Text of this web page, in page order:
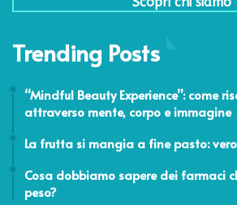
Trending Posts
“Mindful Beauty Experience”: come
attraverso mente, corpo e immagine
La frutta si mangia a fine pasto:
Cosa dobbiamo sapere dei farmaci
peso?